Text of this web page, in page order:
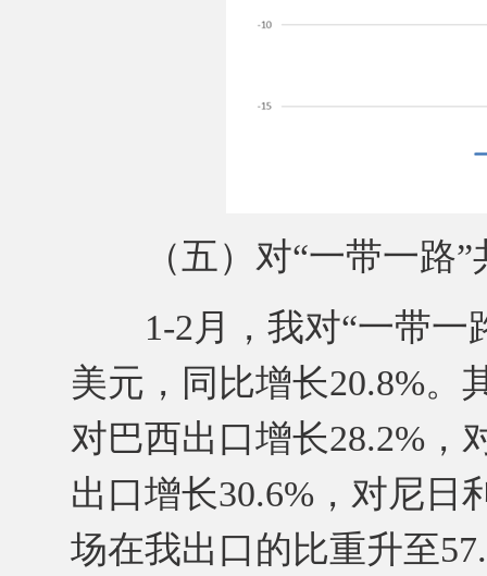
（五）对“一带一路”
1-2月，我对“一带一
美元，同比增长20.8%。
对巴西出口增长28.2%，
出口增长30.6%，对尼日
场在我出口的比重升至